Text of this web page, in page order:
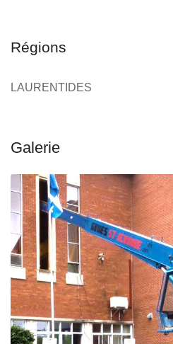
Régions
LAURENTIDES